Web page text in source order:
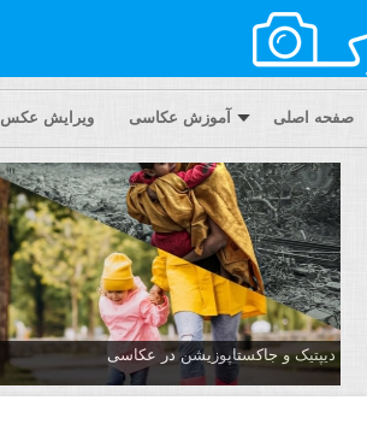
صفحه اصلی آموزش عکاسی ویرایش عکس
دیپتیک و جاکستا‌پوزیشن در عکاسی